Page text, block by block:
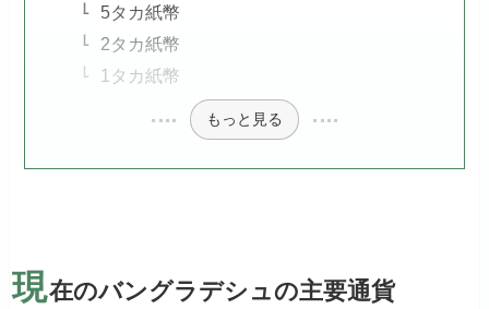
5タカ紙幣
2タカ紙幣
1タカ紙幣
もっと見る
現在のバングラデシュの主要通貨